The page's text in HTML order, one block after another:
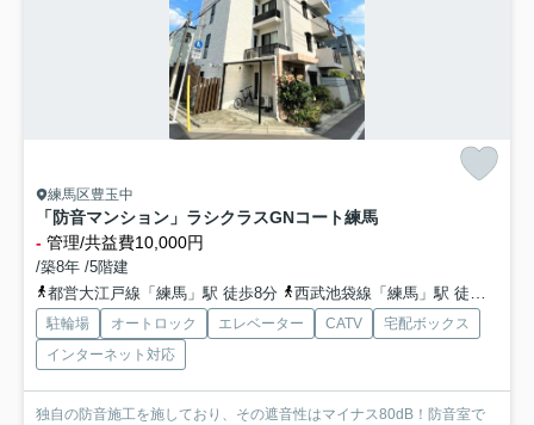
練馬区豊玉中
「防音マンション」ラシクラスGNコート練馬
- 管理/共益費10,000円
/築8年 /5階建
都営大江戸線「練馬」駅 徒歩8分
西武池袋線「練馬」駅 徒歩8分
駐輪場 オートロック エレベーター CATV
宅配ボックス
インターネット対応
独自の防音施工を施しており、その遮音性はマイナス80dB！防音室で